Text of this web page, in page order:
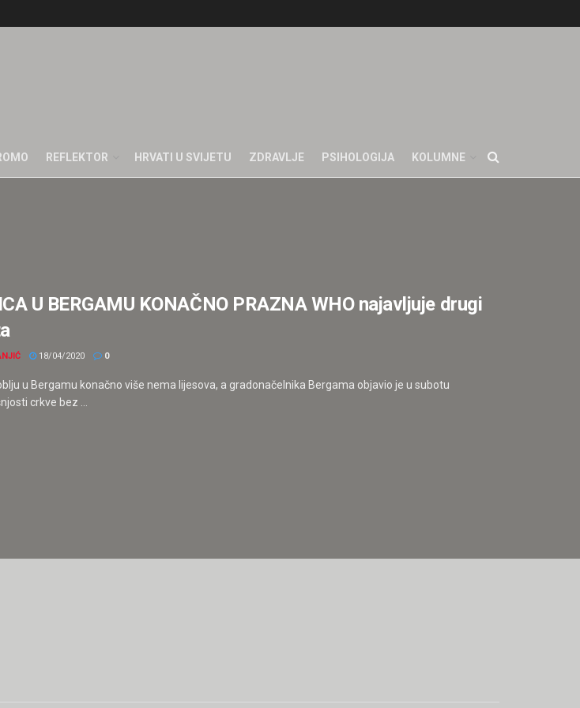
REFLEKTOR HRVATI U SVIJETU ZDRAVLJE PSIHOLOGIJA KOLUMNE
U BERGAMU KONAČNO PRAZNA WHO najavljuje drugi
18/04/2020 0
u Bergamu konačno više nema lijesova, a gradonačelnika Bergama objavio je u subotu
crkve bez ...